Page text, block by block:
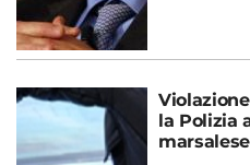
la Polizia
marsalese